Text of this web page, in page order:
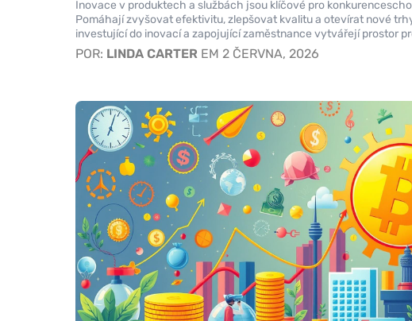
Inovace v produktech a službách jsou klíčové pro
Pomáhají zvyšovat efektivitu, zlepšovat kvalitu a otevírat nové
investující do inovací a zapojující zaměstnance vytvářejí prostor
POR: LINDA CARTER EM 2 ČERVNA, 2026